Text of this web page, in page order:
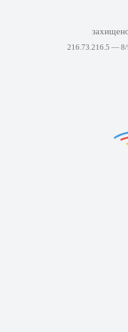
216.73.216.5 —